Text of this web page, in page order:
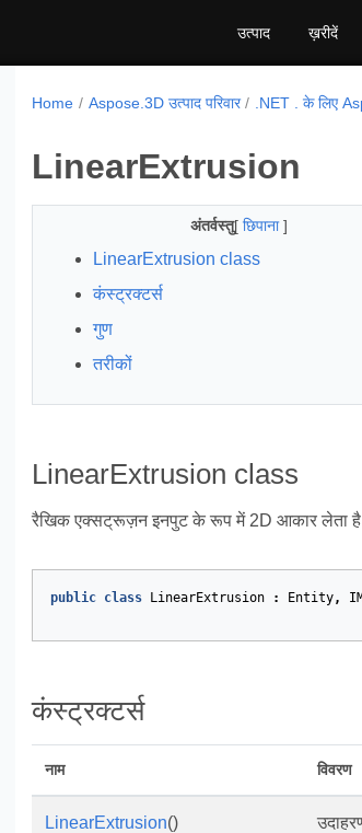
उत्पाद ख़रीदें
Home Aspose.3D उत्पाद परिवार .NET . के लिए
LinearExtrusion
अंतर्वस्तु[छिपाना]
LinearExtrusion class
कंस्ट्रक्टर्स
गुण
तरीकों
LinearExtrusion class
रैखिक एक्सट्रूज़न इनपुट के रूप में 2D आकार लेता है
public class LinearExtrusion : Entity,
कंस्ट्रक्टर्स
नाम विवरण
LinearExtrusion()